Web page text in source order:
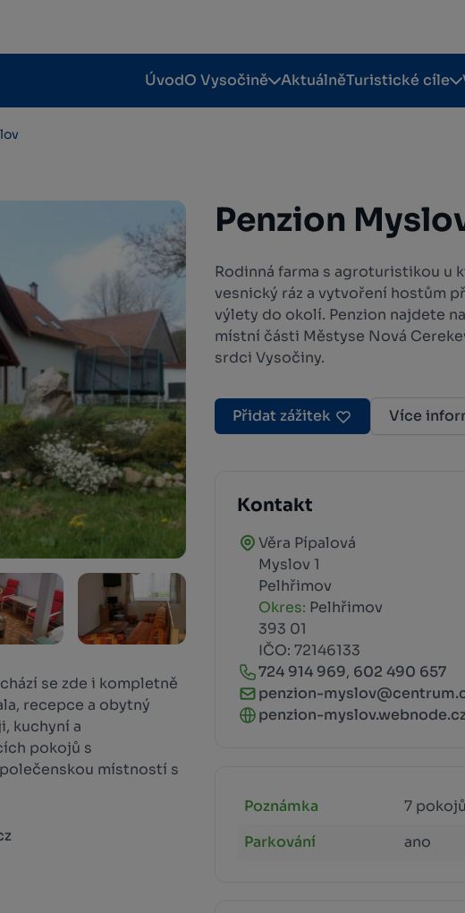
ÚvodO Vysočině AktuálněTuristické cíle
Penzion
Rodinná farma s agroturistikou u
vesnický ráz a vytvoření hostům
výlety do okolí. Penzion najdete
místní části Městyse Nová
srdci Vysočiny.
Přidat zážitek Více
Kontakt
Věra Pípalová
Myslov 1
Pelhřimov
Okres: Pelhřimov
393 01
IČO: 72146133
724 914 969, 602 490 657
penzion-
penzion-
Poznámka
7
Parkování
ano
se zde i kompletně
recepce a obytný
kuchyní a
pokojů s
místností s